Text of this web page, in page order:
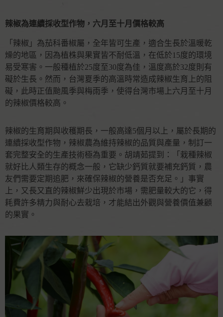
辣椒為連續採收型作物，六月至十月價格較高
「辣椒」為茄科番椒屬，全年皆可生產，適合生長於溫暖乾
燥的地區，因為植株與果實皆不耐低溫，在低於15度的環境
易受寒害。一般種植於25度至30度為佳，溫度高於32度則有
礙於生長。然而，台灣夏季的高溫時常造成辣椒生育上的阻
礙，此時正值颱風季與梅雨季，使得台灣市場上六月至十月
的辣椒價格較高。
辣椒的生育期與收穫期長，一般高達5個月以上，屬於長期的
連續採收型作物，辣椒農為維持辣椒的品質與產量，制訂一
套完整安全的生產技術極為重要。胡靖茹提到：「栽種辣椒
就好比人類生存的概念一般，它缺少鈣質就要補充鈣質，農
友們需要定期追肥，來確保辣椒的營養是否充足。」事實
上，又長又直的辣椒鮮少出現於市場，需肥量較大的它，得
耗費許多精力與耐心去栽培，才能結出外觀與營養價值兼顧
的果實。